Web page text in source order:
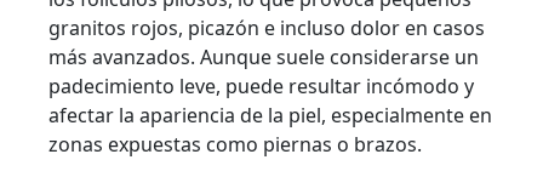
granitos rojos, picazón e incluso dolor en casos
más avanzados. Aunque suele considerarse un
padecimiento leve, puede resultar incómodo y
afectar la apariencia de la piel, especialmente en
zonas expuestas como piernas o brazos.